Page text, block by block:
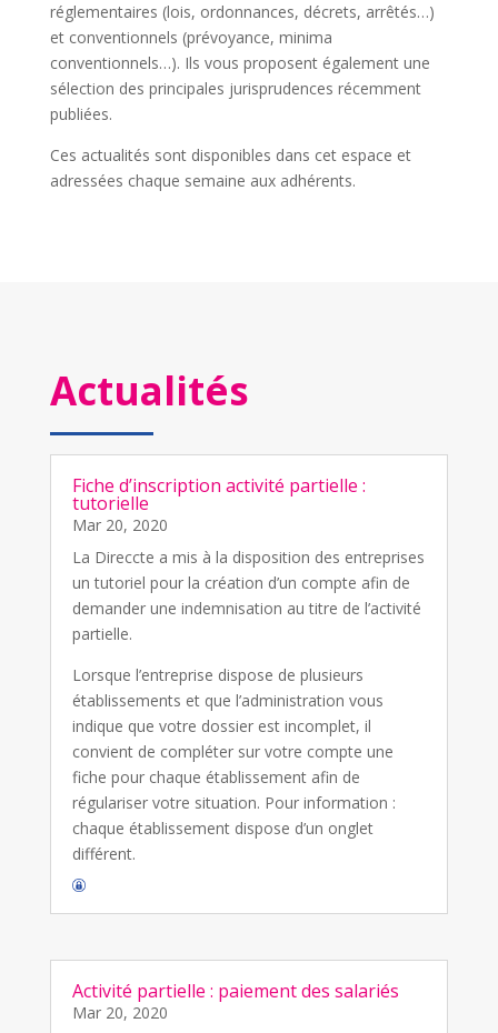
réglementaires (lois, ordonnances, décrets, arrêtés…)
et conventionnels (prévoyance, minima
conventionnels…). Ils vous proposent également une
sélection des principales jurisprudences récemment
publiées.
Ces actualités sont disponibles dans cet espace et
adressées chaque semaine aux adhérents.
Actualités
Fiche d’inscription activité partielle :
tutorielle
Mar 20, 2020
La Direccte a mis à la disposition des entreprises
un tutoriel pour la création d’un compte afin de
demander une indemnisation au titre de l’activité
partielle.
Lorsque l’entreprise dispose de plusieurs
établissements et que l’administration vous
indique que votre dossier est incomplet, il
convient de compléter sur votre compte une
fiche pour chaque établissement afin de
régulariser votre situation. Pour information :
chaque établissement dispose d’un onglet
différent.
Activité partielle : paiement des salariés
Mar 20, 2020